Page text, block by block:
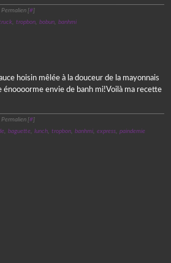
Permalien [#]
, tropbon, bobun, banhmi
hoisin mêlée à la douceur de la mayonnais
envie de banh mi!Voilà ma recette
[#]
, baguette, lunch, tropbon, banhmi, express, paindemie